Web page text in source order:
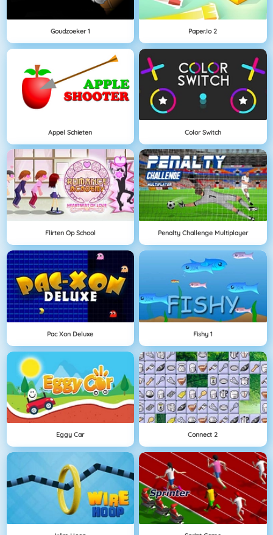
Goudzoeker 1 Paper.io 2
Appel Schieten Color Switch
Flirten Op School Penalty Challenge Multiplayer
Pac Xon Deluxe Fishy 1
Eggy Car Connect 2